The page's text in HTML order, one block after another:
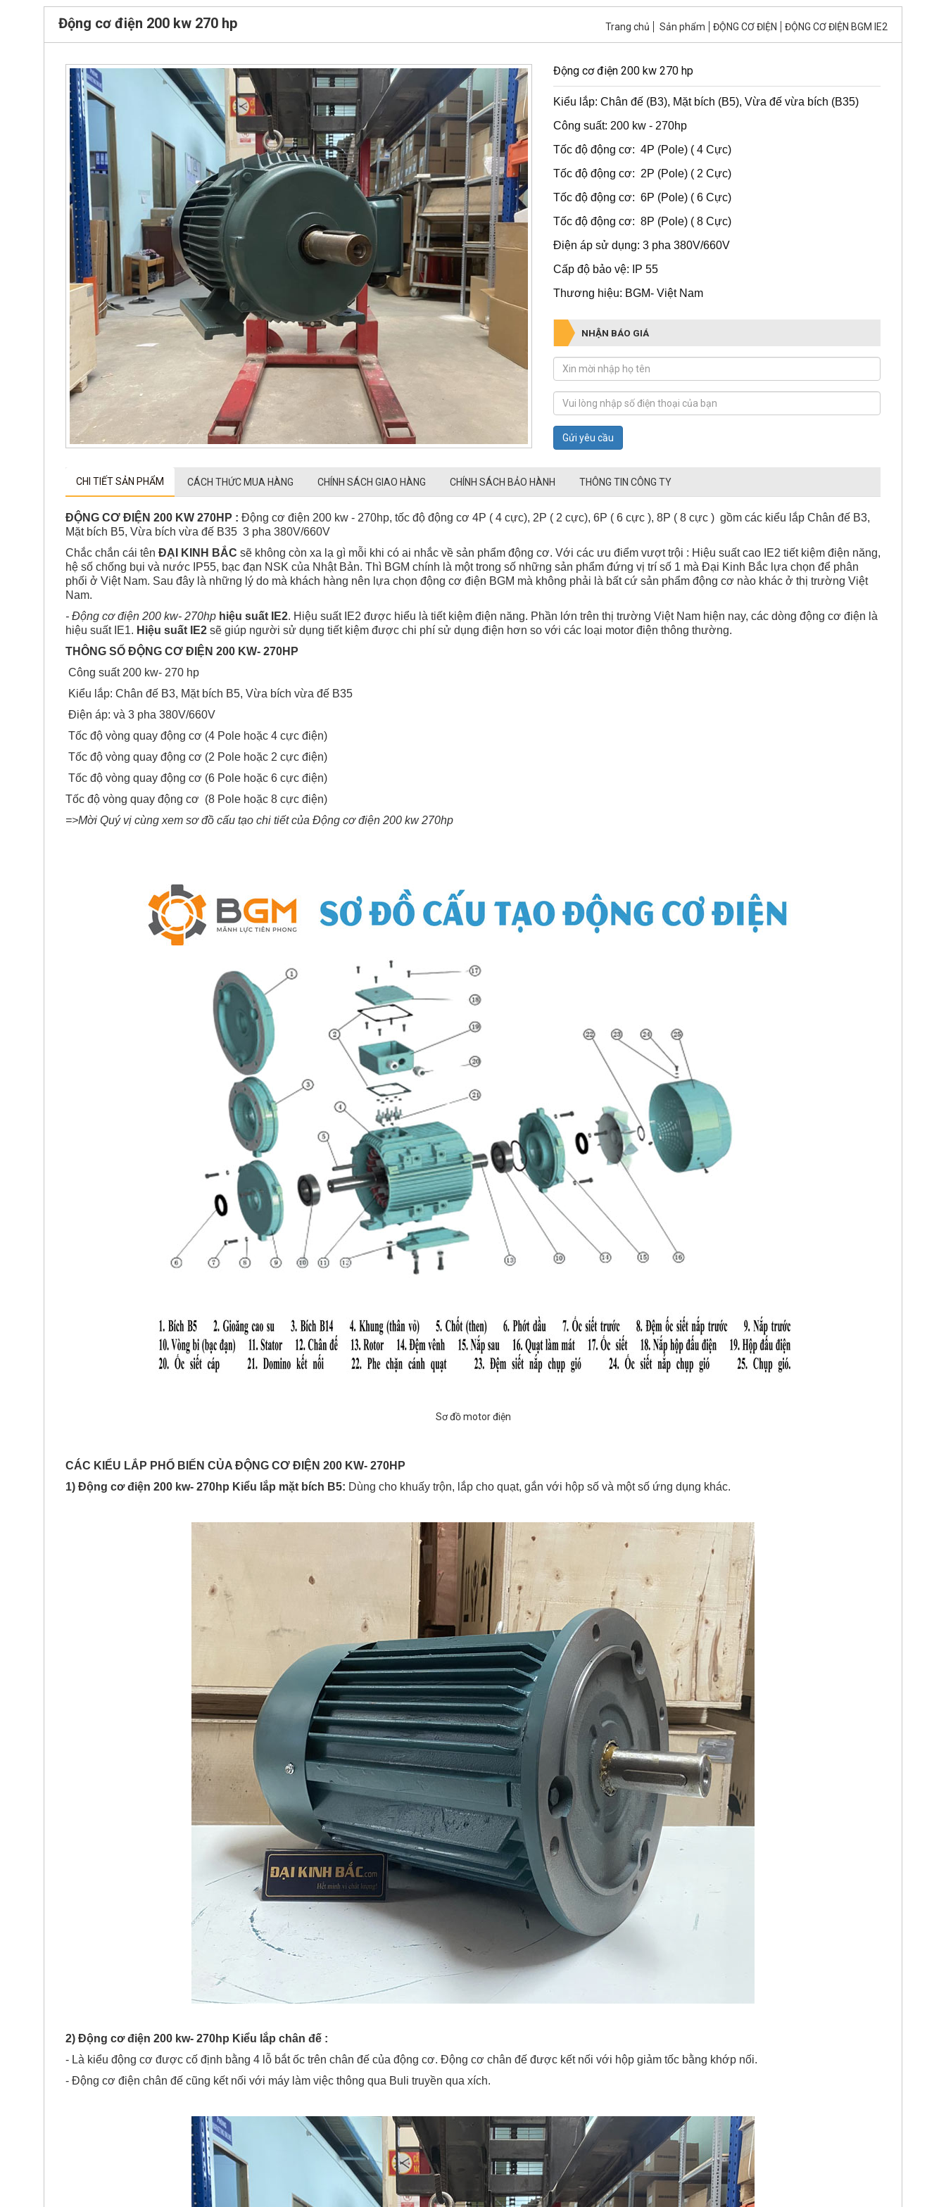
Động cơ điện 200 kw 270 hp Trang chủ Sản phẩm ĐỘNG CƠ ĐIỆN ĐỘNG CƠ ĐIỆN BGM IE2
Động cơ điện 200 kw 270 hp
Kiểu lắp: Chân đế (B3), Mặt bích (B5), Vừa đế vừa bích (B35)
Công suất: 200 kw - 270hp
Tốc độ động cơ: 4P (Pole) ( 4 Cực)
Tốc độ động cơ: 2P (Pole) ( 2 Cực)
Tốc độ động cơ: 6P (Pole) ( 6 Cực)
Tốc độ động cơ: 8P (Pole) ( 8 Cực)
Điện áp sử dụng: 3 pha 380V/660V
Cấp độ bảo vệ: IP 55
Thương hiệu: BGM- Việt Nam
NHẬN BÁO GIÁ
Gửi yêu cầu
CHI TIẾT SẢN PHẨM CÁCH THỨC MUA HÀNG CHÍNH SÁCH GIAO HÀNG CHÍNH SÁCH BẢO HÀNH THÔNG TIN CÔNG TY
ĐỘNG CƠ ĐIỆN 200 KW 270HP : Động cơ điện 200 kw - 270hp, tốc độ động cơ 4P ( 4 cực), 2P ( 2 cực), 6P ( 6 cực ), 8P ( 8 cực ) gồm các kiểu lắp Chân đế B3,
Mặt bích B5, Vừa bích vừa đế B35 3 pha 380V/660V
Chắc chắn cái tên ĐẠI KINH BẮC sẽ không còn xa lạ gì mỗi khi có ai nhắc về sản phẩm động cơ. Với các ưu điểm vượt trội : Hiệu suất cao IE2 tiết kiệm điện năng,
hệ số chống bụi và nước IP55, bạc đạn NSK của Nhật Bản. Thì BGM chính là một trong số những sản phẩm đứng vị trí số 1 mà Đại Kinh Bắc lựa chọn để phân
phối ở Việt Nam. Sau đây là những lý do mà khách hàng nên lựa chọn động cơ điện BGM mà không phải là bất cứ sản phẩm động cơ nào khác ở thị trường Việt
Nam.
- Động cơ điện 200 kw- 270hp hiệu suất IE2. Hiệu suất IE2 được hiểu là tiết kiệm điện năng. Phần lớn trên thị trường Việt Nam hiện nay, các dòng động cơ điện là
hiệu suất IE1. Hiệu suất IE2 sẽ giúp người sử dụng tiết kiệm được chi phí sử dụng điện hơn so với các loại motor điện thông thường.
THÔNG SỐ ĐỘNG CƠ ĐIỆN 200 KW- 270HP
Công suất 200 kw- 270 hp
Kiểu lắp: Chân đế B3, Mặt bích B5, Vừa bích vừa đế B35
Điện áp: và 3 pha 380V/660V
Tốc độ vòng quay động cơ (4 Pole hoặc 4 cực điện)
Tốc độ vòng quay động cơ (2 Pole hoặc 2 cực điện)
Tốc độ vòng quay động cơ (6 Pole hoặc 6 cực điện)
Tốc độ vòng quay động cơ (8 Pole hoặc 8 cực điện)
=>Mời Quý vị cùng xem sơ đồ cấu tạo chi tiết của Động cơ điện 200 kw 270hp
Sơ đồ motor điện
CÁC KIỂU LẮP PHỔ BIẾN CỦA ĐỘNG CƠ ĐIỆN 200 KW- 270HP
1) Động cơ điện 200 kw- 270hp Kiểu lắp mặt bích B5: Dùng cho khuấy trộn, lắp cho quạt, gắn với hộp số và một số ứng dụng khác.
2) Động cơ điện 200 kw- 270hp Kiểu lắp chân đế :
- Là kiểu động cơ được cố định bằng 4 lỗ bắt ốc trên chân đế của động cơ. Động cơ chân đế được kết nối với hộp giảm tốc bằng khớp nối.
- Động cơ điện chân đế cũng kết nối với máy làm việc thông qua Buli truyền qua xích.